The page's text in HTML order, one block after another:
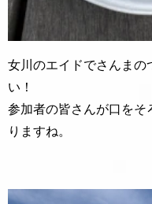
女川のエイドでさんまの
い！
参加者の皆さんが口を
りますね。